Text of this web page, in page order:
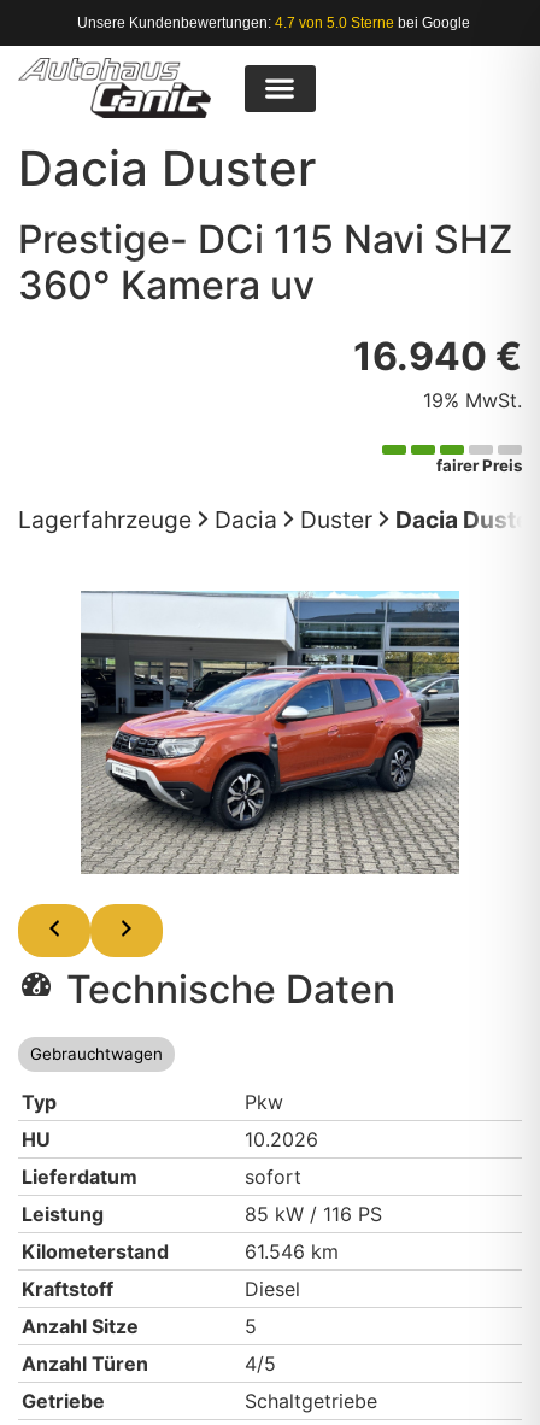
Unsere Kundenbewertungen: 4.7 von 5.0 Sterne bei Google
Dacia Duster
Prestige- DCi 115 Navi SHZ
360° Kamera uv
16.940 €
19% MwSt.
fairer Preis
Lagerfahrzeuge Dacia Duster Dacia
Technische Daten
Gebrauchtwagen
Typ
Pkw
HU
10.2026
Lieferdatum
sofort
Leistung
85 kW / 116 PS
Kilometerstand
61.546 km
Kraftstoff
Diesel
Anzahl Sitze
5
Anzahl Türen
4/5
Getriebe
Schaltgetriebe